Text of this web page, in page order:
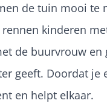
de tuin mooi te
kinderen
de buurvrouw en
geeft. Doordat je
en helpt elkaar.